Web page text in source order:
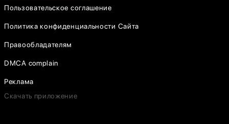
Пользовательское соглашение
Политика конфиденциальности Сайта
Правообладателям
DMCA complain
Реклама
Скачать приложение